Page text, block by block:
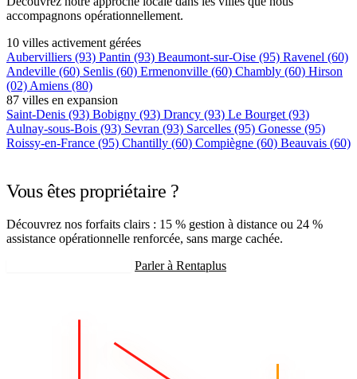
accompagnons opérationnellement.
10 villes activement gérées
Aubervilliers (93) Pantin (93) Beaumont-sur-Oise (95) Ravenel (60)
Andeville (60) Senlis (60) Ermenonville (60) Chambly (60) Hirson
(02) Amiens (80)
87 villes en expansion
Saint-Denis (93) Bobigny (93) Drancy (93) Le Bourget (93)
Aulnay-sous-Bois (93) Sevran (93) Sarcelles (95) Gonesse (95)
Roissy-en-France (95) Chantilly (60) Compiègne (60) Beauvais (60)
Vous êtes propriétaire ?
Découvrez nos forfaits clairs : 15 % gestion à distance ou 24 %
assistance opérationnelle renforcée, sans marge cachée.
Parler à Rentaplus